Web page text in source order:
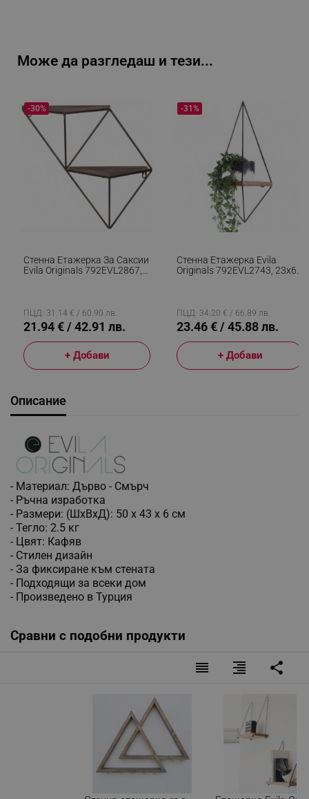
Може да разгледаш и тези...
Стенна Етажерка За Саксии
Evila Originals 792EVL2867,
-30%
ПЦД: 31.14 € / 60.90 лв.
21.94 € / 42.91 лв.
+ Добави
Стенна Етажерка Evila
Originals 792EVL2743, 23х60
-31%
ПЦД: 34.20 € / 66.89 лв.
23.46 € / 45.88 лв.
+ Добави
Описание
- Материал: Дърво - Смърч
- Ръчна изработка
- Размери: (ШхВхД): 50 х 43 х 6 см
- Тегло: 2.5 кг
- Цвят: Кафяв
- Стилен дизайн
- За фиксиране към стената
- Подходящи за всеки дом
- Произведено в Турция
Сравни с подобни продукти
reorder format_align_right share